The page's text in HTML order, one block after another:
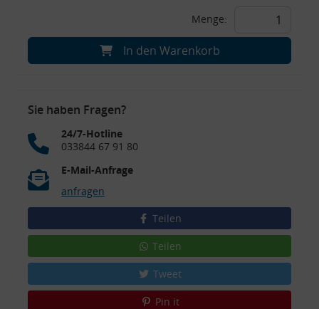
Menge:
In den Warenkorb
Sie haben Fragen?
24/7-Hotline
033844 67 91 80
E-Mail-Anfrage
anfragen
Teilen
Teilen
Tweet
Pin it